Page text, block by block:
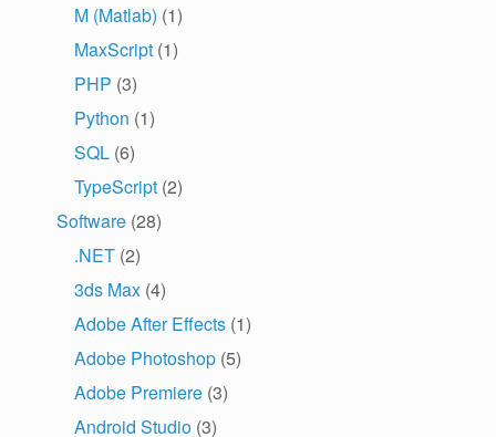
M (Matlab) (1)
MaxScript (1)
PHP (3)
Python (1)
SQL (6)
TypeScript (2)
Software (28)
.NET (2)
3ds Max (4)
Adobe After Effects (1)
Adobe Photoshop (5)
Adobe Premiere (3)
Android Studio (3)